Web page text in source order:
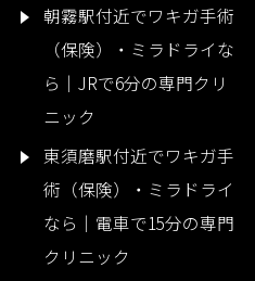
朝霧駅付近でワキガ手術
（保険）・ミラドライな
ら｜JRで6分の専門クリ
ニック
東須磨駅付近でワキガ手
術（保険）・ミラドライ
なら｜電車で15分の専門
クリニック